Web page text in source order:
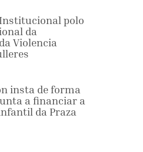
polo
da
Violencia
insta de forma
a financiar a
da Praza